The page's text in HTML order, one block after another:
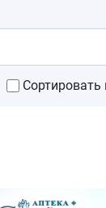
Сортировать